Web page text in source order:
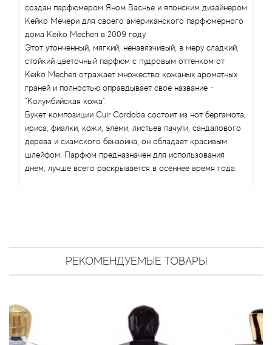
создан парфюмером Яном Васнье и японским дизайнером
Кейко Мечери для своего американского парфюмерного
дома Keiko Mecheri в 2009 году.
Этот утонченный, мягкий, ненавязчивый, в меру сладкий,
стойкий цветочный парфюм с пудровым оттенком от
Keiko Mecheri отражает множество кожаных ароматных
граней и полностью оправдывает свое название -
"Колумбийская кожа".
Букет композиции Cuir Cordoba состоит из нот бергамота,
ириса, фиалки, кожи, элеми, листьев пачули, сандалового
дерева и сиамского бензоина, он обладает красивым
шлейфом. Парфюм предназначен для использования
днем, лучше всего раскрывается в осеннее время года.
РЕКОМЕНДУЕМЫЕ ТОВАРЫ
Amouroud
Andre L'Arom
Angel Schlesser
Anima Mundi
Anna Sui
Annayake
Antonia's Flowers
Antonio Puig